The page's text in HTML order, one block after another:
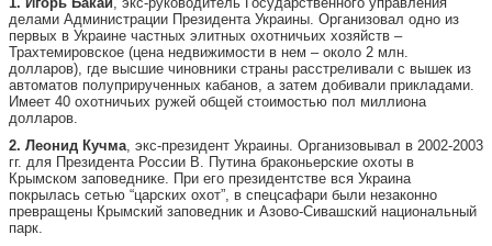
делами Администрации Президента Украины. Организовал одно из
первых в Украине частных элитных охотничьих хозяйств –
Трахтемировское (цена недвижимости в нем – около 2 млн.
долларов), где высшие чиновники страны расстреливали с вышек из
автоматов полуприрученных кабанов, а затем добивали прикладами.
Имеет 40 охотничьих ружей общей стоимостью пол миллиона
долларов.
2. Леонид Кучма, экс-президент Украины. Организовывал в 2002-2003
гг. для Президента России В. Путина браконьерские охоты в
Крымском заповеднике. При его президентстве вся Украина
покрылась сетью “царских охот”, в спецсафари были незаконно
превращены Крымский заповедник и Азово-Сивашский национальный
парк.